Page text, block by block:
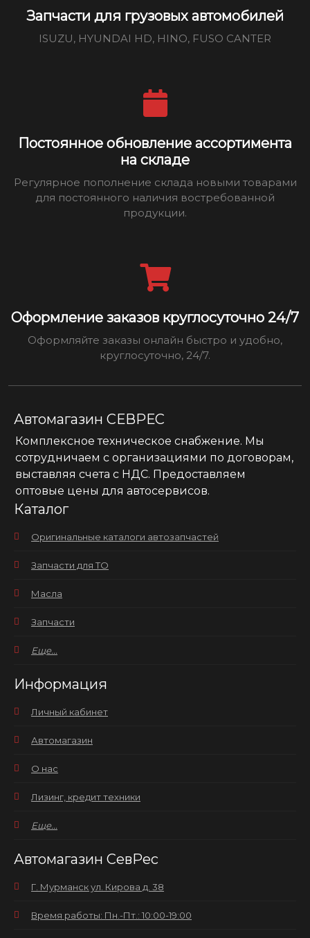
Запчасти для грузовых автомобилей
ISUZU, HYUNDAI HD, HINO, FUSO CANTER
Постоянное обновление ассортимента
на складе
Регулярное пополнение склада новыми товарами
для постоянного наличия востребованной
продукции.
Оформление заказов круглосуточно 24/7
Оформляйте заказы онлайн быстро и удобно,
круглосуточно, 24/7.
Автомагазин СЕВРЕС
Комплексное техническое снабжение. Мы
сотрудничаем с организациями по договорам,
выставляя счета с НДС. Предоставляем
оптовые цены для автосервисов.
Каталог
Оригинальные каталоги автозапчастей
Запчасти для ТО
Масла
Запчасти
Еще...
Информация
Личный кабинет
Автомагазин
О нас
Лизинг, кредит техники
Еще...
Автомагазин СевРес
Г. Мурманск ул. Кирова д. 38
Время работы: Пн.-Пт.: 10:00-19:00